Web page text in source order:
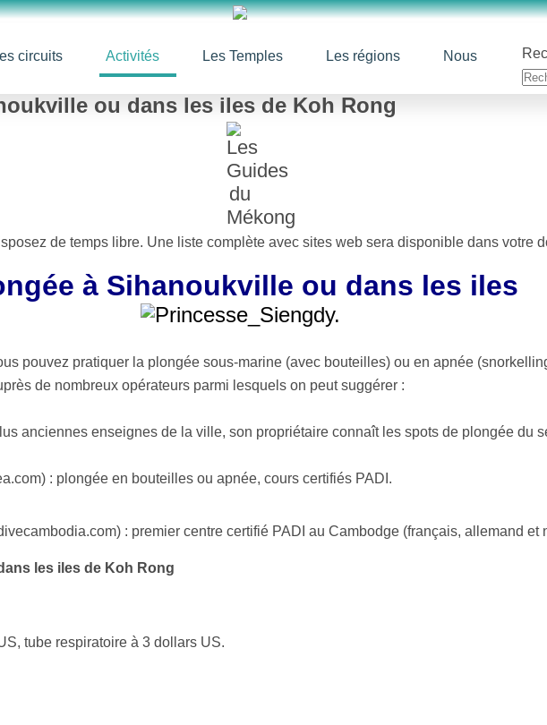
circuits Activités Les Temples Les régions Nous
ou dans les iles de Koh Rong
de temps libre. Une liste complète avec sites web sera disponible dans votre
à Sihanoukville ou dans les iles
pouvez pratiquer la plongée sous-marine (avec bouteilles) ou en apnée
de nombreux opérateurs parmi lesquels on peut suggérer :
anciennes enseignes de la ville, son propriétaire connaît les spots de plongée du
: plongée en bouteilles ou apnée, cours certifiés PADI.
: premier centre certifié PADI au Cambodge (français, allemand et
les iles de Koh Rong
tube respiratoire à 3 dollars US.